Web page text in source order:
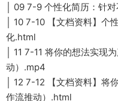
│ 09 7-9 个性化简历：针
│ 10 7-10 【文档资料】个
化.html
│ 11 7-11 将你的想法实现
动）.mp4
│ 12 7-12 【文档资料】将
作流推动）.html